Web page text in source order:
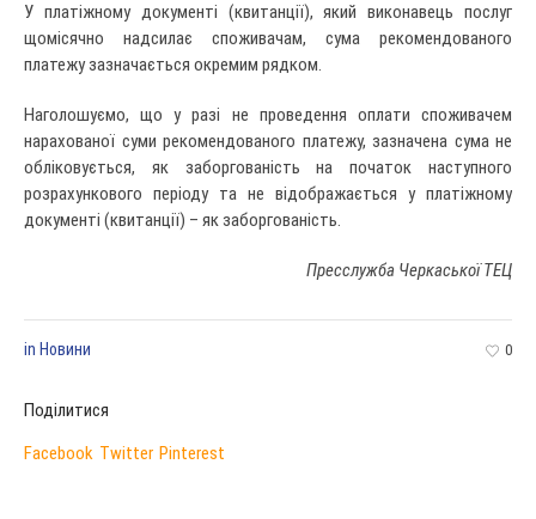
У платіжному документі (квитанції), який виконавець послуг
щомісячно надсилає споживачам, сума рекомендованого
платежу зазначається окремим рядком.
Наголошуємо, що у разі не проведення оплати споживачем
нарахованої суми рекомендованого платежу, зазначена сума не
обліковується, як заборгованість на початок наступного
розрахункового періоду та не відображається у платіжному
документі (квитанції) – як заборгованість.
Пресслужба Черкаської ТЕЦ
0
in Новини
Поділитися
Facebook Twitter Pinterest